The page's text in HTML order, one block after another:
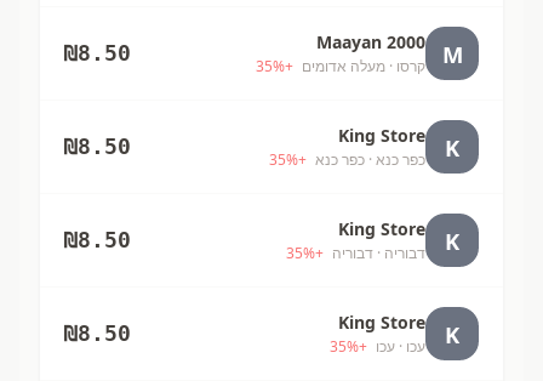
M
Maayan 2000
קרסו · מעלה אדומים +
35%
₪8.50
K
King Store
כפר כנא · כפר כנא +
35%
₪8.50
K
King Store
דבוריה · דבוריה +
35%
₪8.50
K
King Store
עכו · עכו +
35%
₪8.50